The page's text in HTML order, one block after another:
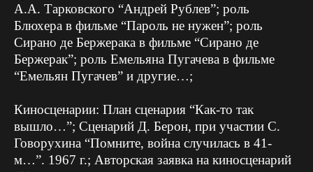
А.А. Тарковского “Андрей Рублев”; роль
Блюхера в фильме “Пароль не нужен”; роль
Сирано де Бержерака в фильме “Сирано де
Бержерак”; роль Емельяна Пугачева в фильме
“Емельян Пугачев” и другие…;
Киносценарии: План сценария “Как-то так
вышло…”; Сценарий Д. Берон, при участии С.
Говорухина “Помните, война случилась в 41-
м…”. 1967 г.; Авторская заявка на киносценарий